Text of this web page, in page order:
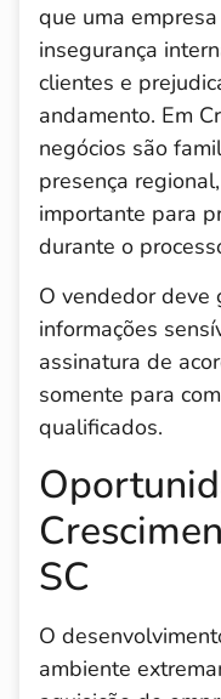
que uma
insegurança
clientes e
andamento. Em
negócios são
presença
importante para
durante o
O vendedor deve
informações
assinatura de
somente para
qualificados.
SC
O
ambiente